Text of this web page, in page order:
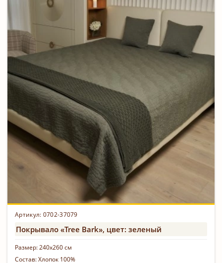
Артикул: 0702-37079
Покрывало «Tree Bark», цвет: зеленый
Размер:240х260 см
Состав:Хлопок 100%